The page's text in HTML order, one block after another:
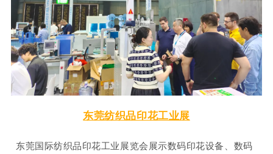
东莞纺织品印花工业展
东莞国际纺织品印花工业展览会展示数码印花设备、数码